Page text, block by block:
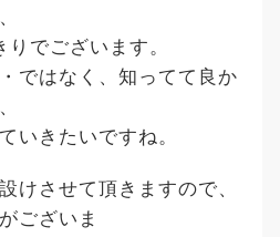
でございます。
ではなく、知ってて良か
いきたいですね。
けさせて頂きますので、
ございま